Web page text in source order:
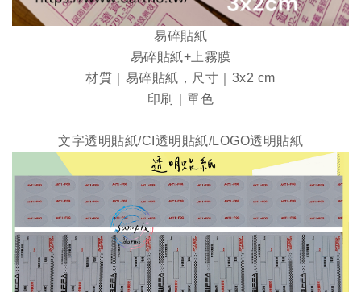
易碎貼紙
易碎貼紙+上霧膜
材質｜易碎貼紙，尺寸｜3x2 cm
印刷｜單色
文字透明貼紙/CI透明貼紙/LOGO透明貼紙